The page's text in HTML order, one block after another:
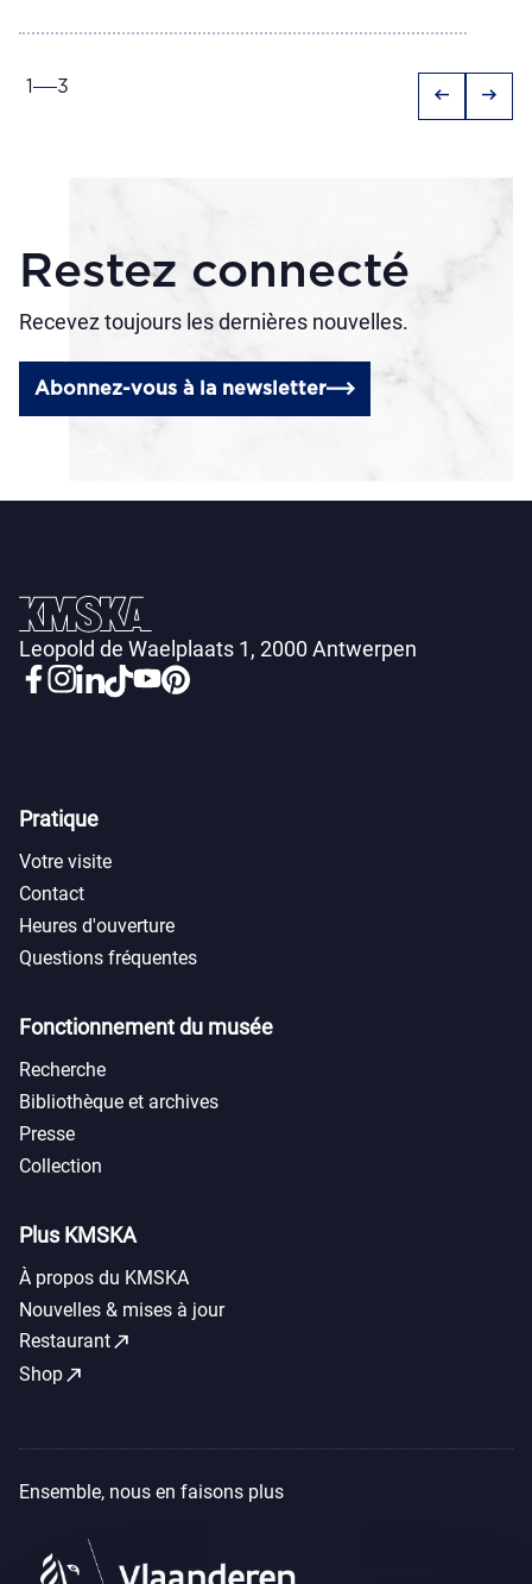
1 3 arrow_left_alt arrow_right_alt
Restez connecté
Recevez toujours les dernières nouvelles.
Abonnez-vous à la newsletter
Leopold de Waelplaats 1, 2000 Antwerpen
Pratique
Votre visite
Contact
Heures d'ouverture
Questions fréquentes
Fonctionnement du musée
Recherche
Bibliothèque et archives
Presse
Collection
Plus KMSKA
À propos du KMSKA
Nouvelles & mises à jour
Restaurantcall_made
Shopcall_made
Ensemble, nous en faisons plus